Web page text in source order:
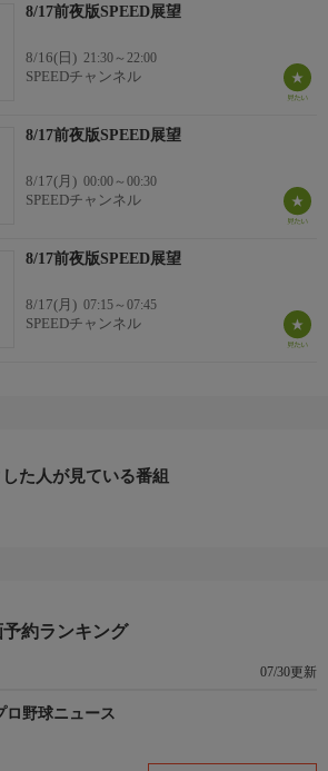
8/17前夜版SPEED展望
8/16(日) 21:30～22:00
SPEEDチャンネル
8/17前夜版SPEED展望
8/17(月) 00:00～00:30
SPEEDチャンネル
8/17前夜版SPEED展望
8/17(月) 07:15～07:45
SPEEDチャンネル
た人が見ている番組
約ランキング
07/30更新
ロ野球ニュース